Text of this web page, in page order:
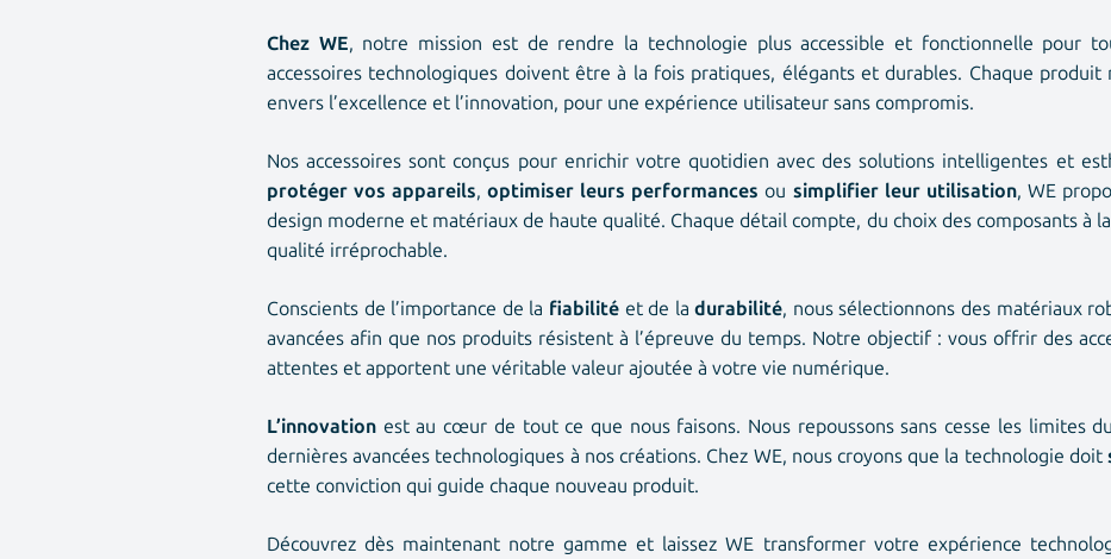
Chez WE, notre mission est de rendre la technologie plus accessible et fonctionnelle pour
accessoires technologiques doivent être à la fois pratiques, élégantsetdurables. Chaque
envers l’excellence et l’innovation, pour une expérience utilisateur sans compromis.
Nos accessoires sont conçus pour enrichir votre quotidien avec des solutions intelligentes et
protéger vos appareils,optimiser leurs performances ou simplifier leur utilisation, WE
design moderne et matériaux de haute qualité. Chaque détail compte, du choix des composants à
qualité irréprochable.
Conscients de l’importance de la fiabilitéet de ladurabilité, nous sélectionnons des matériaux
avancées afin que nos produits résistent à l’épreuve du temps. Notre objectif : vous offrir des
attentes et apportent une véritable valeur ajoutée à votre vie numérique.
L’innovation est au cœur de tout ce que nous faisons. Nous repoussons sans cesse les limites
dernières avancées technologiques à nos créations. Chez WE, nous croyons que la technologie doit
cette conviction qui guide chaque nouveau produit.
Découvrez dès maintenant notre gamme et laissez WE transformer votre expérience